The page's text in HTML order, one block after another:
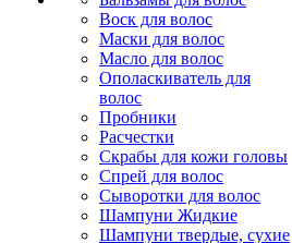
Воск для волос
Маски для волос
Масло для волос
Ополаскиватель для
волос
Пробники
Расчестки
Скрабы для кожи головы
Спрей для волос
Сыворотки для волос
Шампуни Жидкие
Шампуни твердые, сухие